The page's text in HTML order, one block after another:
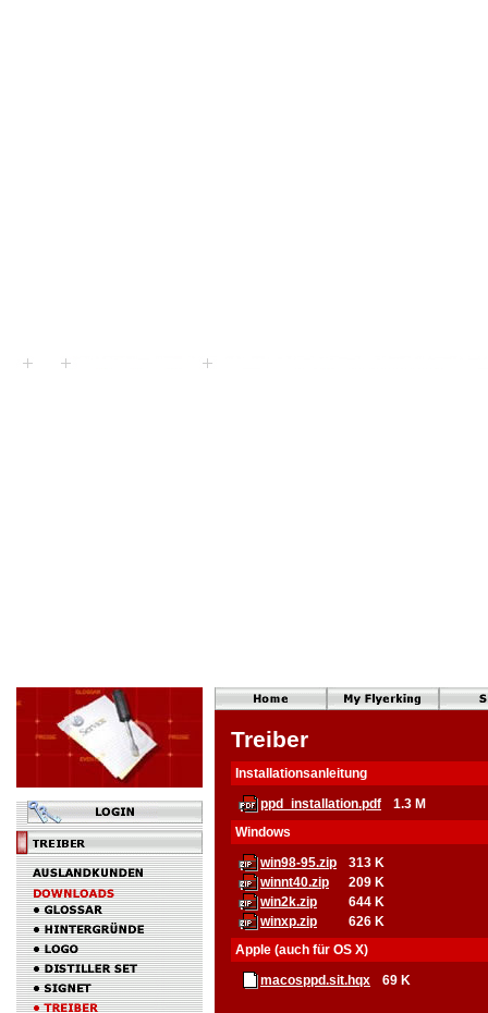
Treiber
Installationsanleitung
ppd_installation.pdf
1.3 M
Windows
win98-95.zip
313 K
winnt40.zip
209 K
win2k.zip
644 K
winxp.zip
626 K
Apple (auch für OS X)
macosppd.sit.hqx
69 K